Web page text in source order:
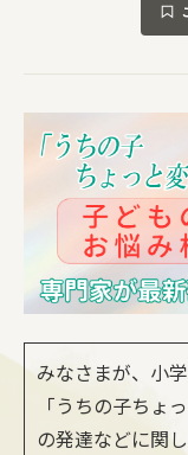
みなさまが、小
「うちの子ちょ
の発達などに関